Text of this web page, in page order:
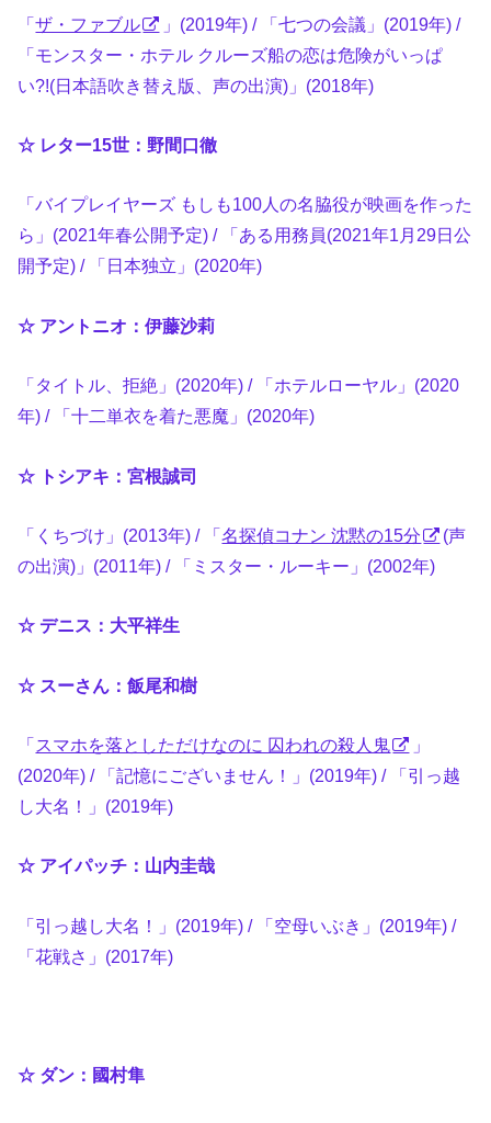
「ザ・ファブル
」(2019年) / 「七つの会議」(2019年) /
「モンスター・ホテル クルーズ船の恋は危険がいっぱ
い?!(日本語吹き替え版、声の出演)」(2018年)
☆ レター15世：野間口徹
「バイプレイヤーズ もしも100人の名脇役が映画を作った
ら」(2021年春公開予定) / 「ある用務員(2021年1月29日公
開予定) / 「日本独立」(2020年)
☆ アントニオ：伊藤沙莉
「タイトル、拒絶」(2020年) / 「ホテルローヤル」(2020
年) / 「十二単衣を着た悪魔」(2020年)
☆ トシアキ：宮根誠司
「くちづけ」(2013年) / 「名探偵コナン 沈黙の15分
(声
の出演)」(2011年) / 「ミスター・ルーキー」(2002年)
☆ デニス：大平祥生
☆ スーさん：飯尾和樹
「スマホを落としただけなのに 囚われの殺人鬼
」
(2020年) / 「記憶にございません！」(2019年) / 「引っ越
し大名！」(2019年)
☆ アイパッチ：山内圭哉
「引っ越し大名！」(2019年) / 「空母いぶき」(2019年) /
「花戦さ」(2017年)
☆ ダン：國村隼